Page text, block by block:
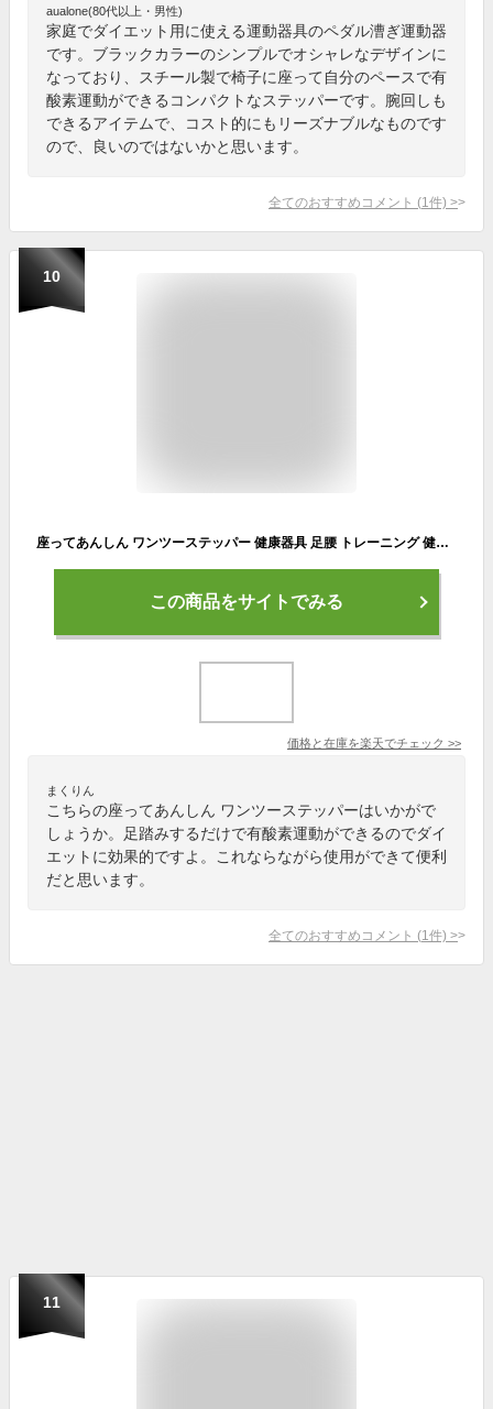
aualone(80代以上・男性)
家庭でダイエット用に使える運動器具のペダル漕ぎ運動器
です。ブラックカラーのシンプルでオシャレなデザインに
なっており、スチール製で椅子に座って自分のペースで有
酸素運動ができるコンパクトなステッパーです。腕回しも
できるアイテムで、コスト的にもリーズナブルなものです
ので、良いのではないかと思います。
全てのおすすめコメント (1 件) >
10
座ってあんしん ワンツーステッパー 健康器具 足腰 トレーニング 健康 足踏み 器具 座ったまま 高齢者 運動 ステッパー 足首 運動 下半身 筋トレ 鍛える 足ふみ運動 足ふみ 運動器具 ふくらはぎ 痩せ ダイエット【328528】
この商品をサイトでみる
価格と在庫を楽天でチェック >>
まくりん
こちらの座ってあんしん ワンツーステッパーはいかがで
しょうか。足踏みするだけで有酸素運動ができるのでダイ
エットに効果的ですよ。これならながら使用ができて便利
だと思います。
全てのおすすめコメント (1 件) >
11